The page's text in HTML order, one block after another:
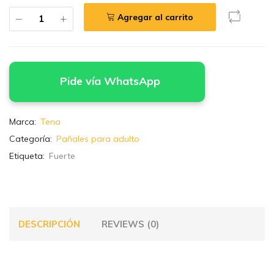
Agregar al carrito
Pide vía WhatsApp
Marca: Tena
Categoría: Pañales para adulto
Etiqueta: Fuerte
DESCRIPCIÓN REVIEWS (0)